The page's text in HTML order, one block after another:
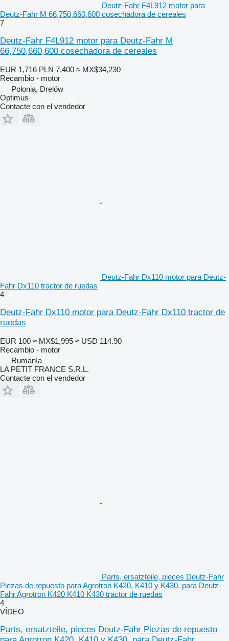
Deutz-Fahr F4L912 motor para
Deutz-Fahr M 66,750,660,600 cosechadora de cereales
7
Deutz-Fahr F4L912 motor para Deutz-Fahr M
66,750,660,600 cosechadora de cereales
EUR 1,716 PLN 7,400 ≈ MX$34,230
Recambio - motor
Polonia, Drelów
Optimus
Contacte con el vendedor
Deutz-Fahr Dx110 motor para Deutz-
Fahr Dx110 tractor de ruedas
4
Deutz-Fahr Dx110 motor para Deutz-Fahr Dx110 tractor de
ruedas
EUR 100 ≈ MX$1,995 ≈ USD 114.90
Recambio - motor
Rumanía
LA PETIT FRANCE S.R.L.
Contacte con el vendedor
Parts, ersatzteile, pieces Deutz-Fahr
Piezas de repuesto para Agrotron K420, K410 y K430. para Deutz-
Fahr Agrotron K420 K410 K430 tractor de ruedas
4
VÍDEO
Parts, ersatzteile, pieces Deutz-Fahr Piezas de repuesto